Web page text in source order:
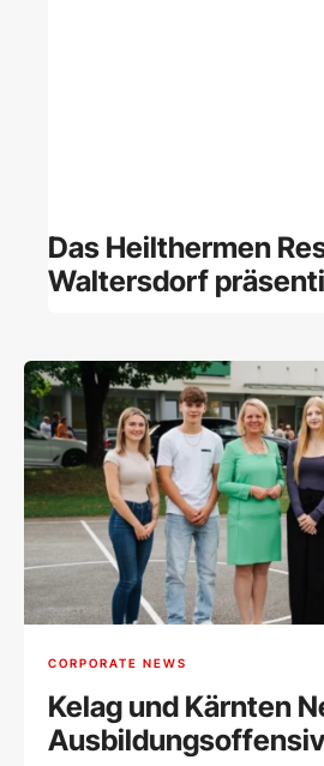
Das Heilthermen
Waltersdorf
CORPORATE NEWS
Kelag und Kärnten